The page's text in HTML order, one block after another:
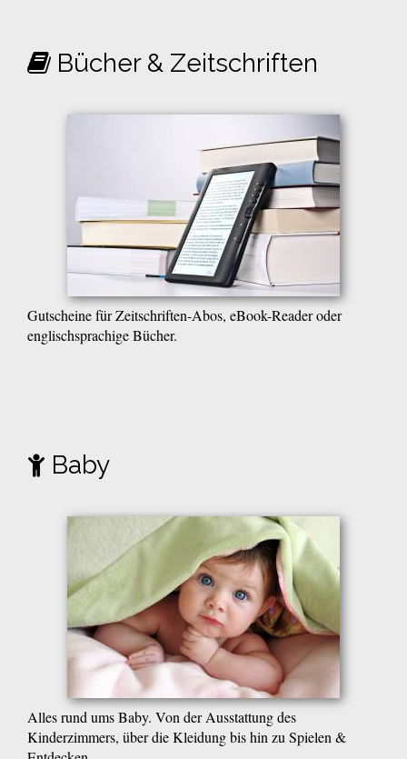
Bücher & Zeitschriften
Gutscheine für Zeitschriften-Abos, eBook-Reader oder
englischsprachige Bücher.
Baby
Alles rund ums Baby. Von der Ausstattung des
Kinderzimmers, über die Kleidung bis hin zu Spielen &